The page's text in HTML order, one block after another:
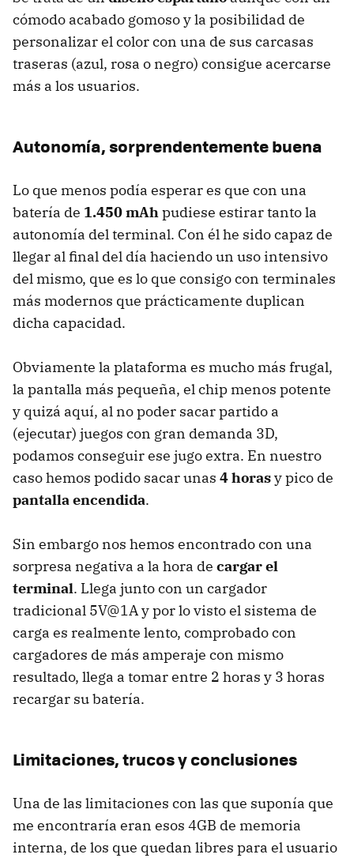
cómodo acabado gomoso y la posibilidad de
personalizar el color con una de sus carcasas
traseras (azul, rosa o negro) consigue acercarse
más a los usuarios.
Autonomía, sorprendentemente buena
Lo que menos podía esperar es que con una
batería de 1.450 mAhpudiese estirar tanto la
autonomía del terminal. Con él he sido capaz de
llegar al final del día haciendo un uso intensivo
del mismo, que es lo que consigo con terminales
más modernos que prácticamente duplican
dicha capacidad.
Obviamente la plataforma es mucho más frugal,
la pantalla más pequeña, el chip menos potente
y quizá aquí, al no poder sacar partido a
(ejecutar) juegos con gran demanda 3D,
podamos conseguir ese jugo extra. En nuestro
caso hemos podido sacar unas 4 horasy pico de
pantalla encendida.
Sin embargo nos hemos encontrado con una
sorpresa negativa a la hora de cargar el
terminal. Llega junto con un cargador
tradicional 5V@1A y por lo visto el sistema de
carga es realmente lento, comprobado con
cargadores de más amperaje con mismo
resultado, llega a tomar entre 2 horas y 3 horas
recargar su batería.
Limitaciones, trucos y conclusiones
Una de las limitaciones con las que suponía que
me encontraría eran esos 4GB de memoria
interna, de los que quedan libres para el usuario